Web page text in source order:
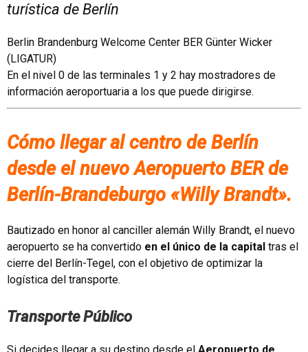
turística de Berlín
Berlin Brandenburg Welcome Center BER Günter Wicker
(LIGATUR)
En el nivel 0 de las terminales 1 y 2 hay mostradores de
información aeroportuaria a los que puede dirigirse.
Cómo llegar al centro de Berlín
desde el nuevo Aeropuerto BER de
Berlín-Brandeburgo «Willy Brandt».
Bautizado en honor al canciller alemán Willy Brandt, el nuevo
aeropuerto se ha convertido en el único de la capital tras el
cierre del Berlín-Tegel, con el objetivo de optimizar la
logística del transporte.
Transporte Público